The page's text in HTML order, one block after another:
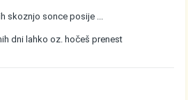
skoznjo sonce posije ...
dni lahko oz. hočeš prenest